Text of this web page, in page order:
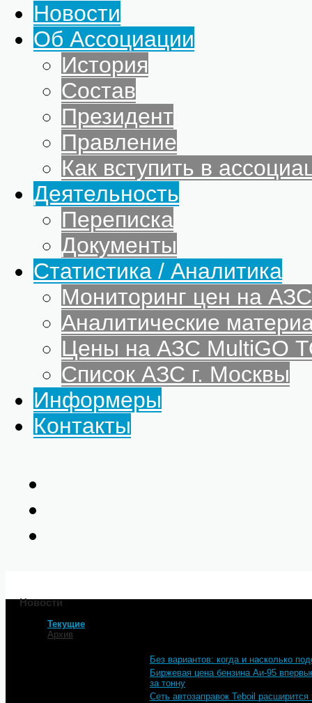
Новости
Об Ассоциации
История
Состав
Президент
Правление
Как вступить в
Деятельность
Переписка
Документы
Статистика / Аналитика
Мониторинг цен на
Аналитические
Цены на АЗС MultiGO
Список АЗС г. Москвы
Информеры
Контакты
Новости
Текущие
Архив
Без вариантов: когда и насколько
Биржевая цена бензина Аи-95
за тонну
Сеть автозаправок Teboil